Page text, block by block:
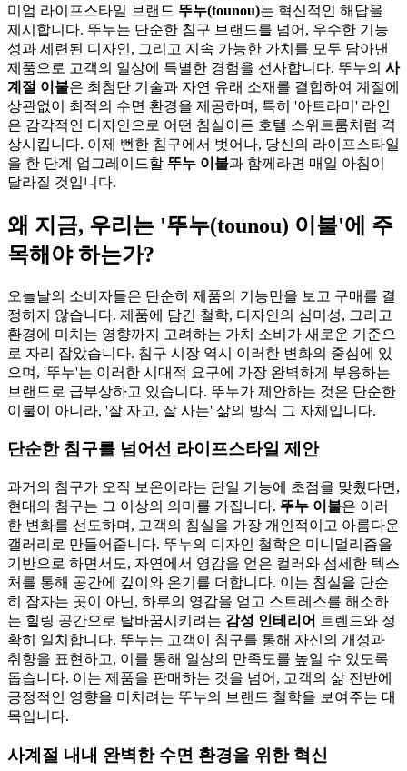
미엄 라이프스타일 브랜드 뚜누(tounou)는 혁신적인 해답을
제시합니다. 뚜누는 단순한 침구 브랜드를 넘어, 우수한 기능
성과 세련된 디자인, 그리고 지속 가능한 가치를 모두 담아낸
제품으로 고객의 일상에 특별한 경험을 선사합니다. 뚜누의 사
계절 이불은 최첨단 기술과 자연 유래 소재를 결합하여 계절에
상관없이 최적의 수면 환경을 제공하며, 특히 '아트라미' 라인
은 감각적인 디자인으로 어떤 침실이든 호텔 스위트룸처럼 격
상시킵니다. 이제 뻔한 침구에서 벗어나, 당신의 라이프스타일
을 한 단계 업그레이드할 뚜누 이불과 함께라면 매일 아침이
달라질 것입니다.
왜 지금, 우리는 '뚜누(tounou) 이불'에 주
목해야 하는가?
오늘날의 소비자들은 단순히 제품의 기능만을 보고 구매를 결
정하지 않습니다. 제품에 담긴 철학, 디자인의 심미성, 그리고
환경에 미치는 영향까지 고려하는 가치 소비가 새로운 기준으
로 자리 잡았습니다. 침구 시장 역시 이러한 변화의 중심에 있
으며, '뚜누'는 이러한 시대적 요구에 가장 완벽하게 부응하는
브랜드로 급부상하고 있습니다. 뚜누가 제안하는 것은 단순한
이불이 아니라, '잘 자고, 잘 사는' 삶의 방식 그 자체입니다.
단순한 침구를 넘어선 라이프스타일 제안
과거의 침구가 오직 보온이라는 단일 기능에 초점을 맞췄다면,
현대의 침구는 그 이상의 의미를 가집니다. 뚜누 이불은 이러
한 변화를 선도하며, 고객의 침실을 가장 개인적이고 아름다운
갤러리로 만들어줍니다. 뚜누의 디자인 철학은 미니멀리즘을
기반으로 하면서도, 자연에서 영감을 얻은 컬러와 섬세한 텍스
처를 통해 공간에 깊이와 온기를 더합니다. 이는 침실을 단순
히 잠자는 곳이 아닌, 하루의 영감을 얻고 스트레스를 해소하
는 힐링 공간으로 탈바꿈시키려는 감성 인테리어 트렌드와 정
확히 일치합니다. 뚜누는 고객이 침구를 통해 자신의 개성과
취향을 표현하고, 이를 통해 일상의 만족도를 높일 수 있도록
돕습니다. 이는 제품을 판매하는 것을 넘어, 고객의 삶 전반에
긍정적인 영향을 미치려는 뚜누의 브랜드 철학을 보여주는 대
목입니다.
사계절 내내 완벽한 수면 환경을 위한 혁신